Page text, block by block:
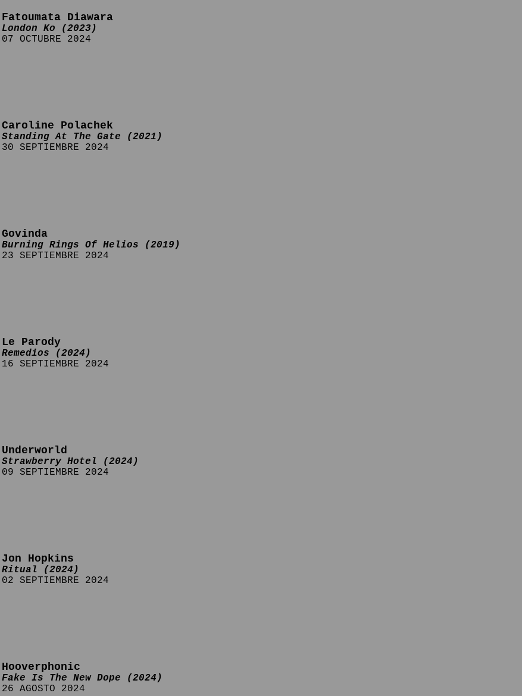
Fatoumata Diawara
London Ko (2023)
07 OCTUBRE 2024
Caroline Polachek
Standing At The Gate (2021)
30 SEPTIEMBRE 2024
Govinda
Burning Rings Of Helios (2019)
23 SEPTIEMBRE 2024
Le Parody
Remedios (2024)
16 SEPTIEMBRE 2024
Underworld
Strawberry Hotel (2024)
09 SEPTIEMBRE 2024
Jon Hopkins
Ritual (2024)
02 SEPTIEMBRE 2024
Hooverphonic
Fake Is The New Dope (2024)
26 AGOSTO 2024